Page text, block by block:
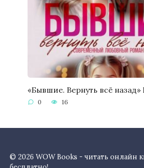
«Бывшие. Вернуть всё
0 16
© 2026 WOW Books - читать онлайн